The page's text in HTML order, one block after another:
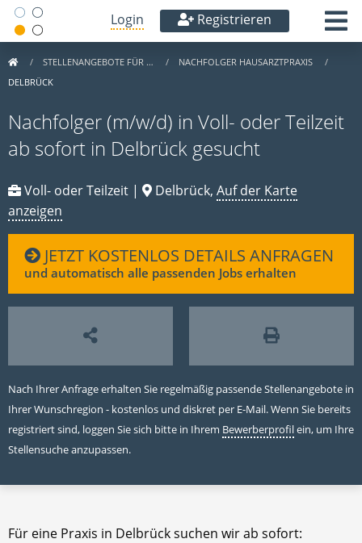
Login Registrieren
STELLENANGEBOTE FÜR …
NACHFOLGER HAUSARZTPRAXIS
DELBRÜCK
Nachfolger (m/w/d) in Voll- oder Teilzeit
ab sofort in Delbrück gesucht
Voll- oder Teilzeit | Delbrück, Auf der Karte
anzeigen
JETZT KOSTENLOS DETAILS ANFRAGEN
und automatisch alle passenden Jobs erhalten
Nach Ihrer Anfrage erhalten Sie regelmäßig passende Stellenangebote in
Ihrer Wunschregion - kostenlos und diskret per E-Mail. Wenn Sie bereits
registriert sind, loggen Sie sich bitte in Ihrem Bewerberprofilein, um Ihre
Stellensuche anzupassen.
Für eine Praxis in Delbrück suchen wir ab sofort: